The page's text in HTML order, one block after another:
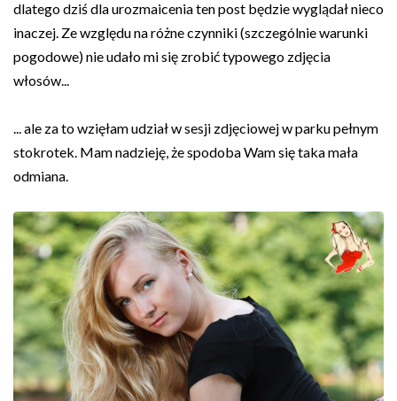
dlatego dziś dla urozmaicenia ten post będzie wyglądał nieco
inaczej. Ze względu na różne czynniki (szczególnie warunki
pogodowe) nie udało mi się zrobić typowego zdjęcia
włosów...
... ale za to wzięłam udział w sesji zdjęciowej w parku pełnym
stokrotek. Mam nadzieję, że spodoba Wam się taka mała
odmiana.